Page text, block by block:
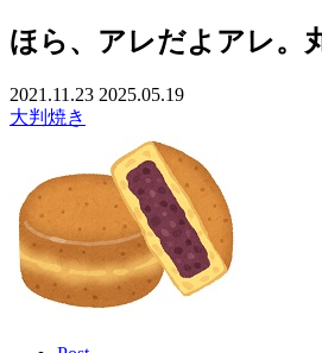
ほら、アレだよアレ。
2021.11.23 2025.05.19
大判焼き